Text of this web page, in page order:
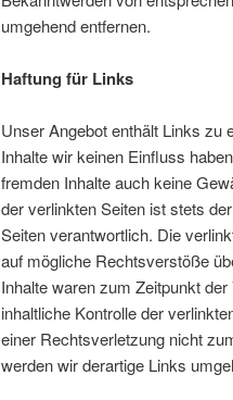
umgehend entfernen.
Haftung für Links
Unser Angebot enthält Links zu
Inhalte wir keinen Einfluss
fremden Inhalte auch keine
der verlinkten Seiten ist stets
Seiten verantwortlich. Die
auf mögliche Rechtsverstöße
Inhalte waren zum Zeitpunkt
inhaltliche Kontrolle der
einer Rechtsverletzung nicht
werden wir derartige Links